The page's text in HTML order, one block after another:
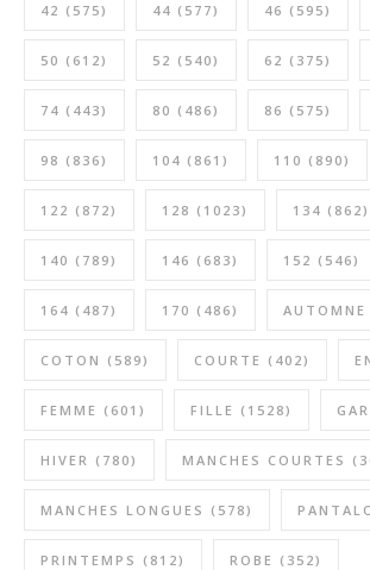
42 (575) 44 (577) 46 (595)
50 (612) 52 (540) 62 (375)
74 (443) 80 (486) 86 (575)
98 (836) 104 (861) 110 (890)
122 (872) 128 (1023) 134 (862)
140 (789) 146 (683) 152 (546)
164 (487) 170 (486) AUTOMNE
COTON (589) COURTE (402)
FEMME (601) FILLE (1528)
HIVER (780) MANCHES COURTES
MANCHES LONGUES (578)
PRINTEMPS (812) ROBE (352)